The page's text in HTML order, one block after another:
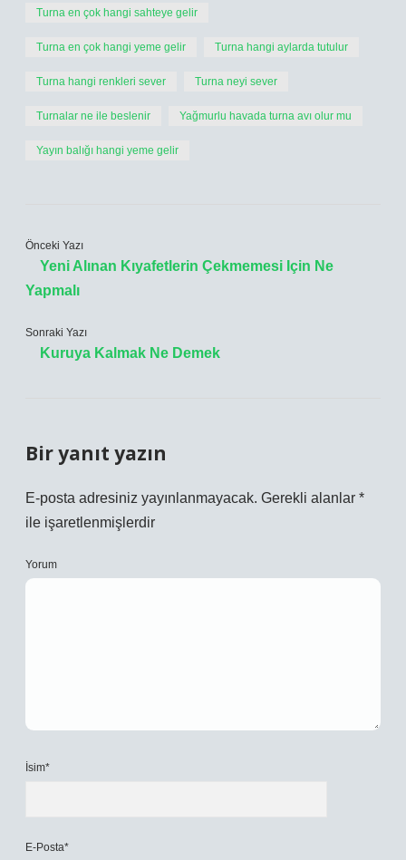
Turna en çok hangi sahteye gelir
Turna en çok hangi yeme gelir Turna hangi aylarda tutulur
Turna hangi renkleri sever Turna neyi sever
Turnalar ne ile beslenir Yağmurlu havada turna avı olur mu
Yayın balığı hangi yeme gelir
Önceki Yazı
Yeni Alınan Kıyafetlerin Çekmemesi Için Ne
Yapmalı
Sonraki Yazı
Kuruya Kalmak Ne Demek
Bir yanıt yazın
E-posta adresiniz yayınlanmayacak. Gerekli alanlar *
ile işaretlenmişlerdir
Yorum
İsim*
E-Posta*